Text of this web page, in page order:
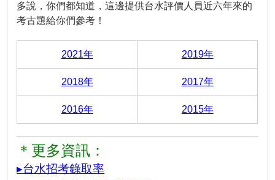
多說，你們都知道，這邊提供台水評價人員近六年來的
考古題給你們參考！
2021年 2019年
2018年 2017年
2016年 2015年
＊更多資訊：
▸台水招考錄取率